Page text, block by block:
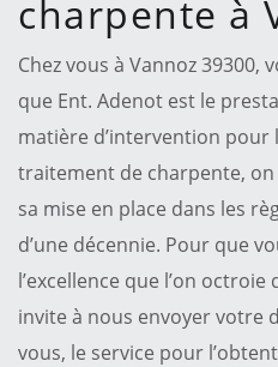
charpente à
Chez vous à Vannoz 39300,
que Ent. Adenot est le
matière d’intervention pour
traitement de charpente,
sa mise en place dans les
d’une décennie. Pour que
l’excellence que l’on
invite à nous envoyer votre
vous, le service pour